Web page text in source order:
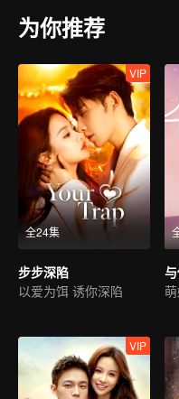
为你推荐
全24集
VIP
步步深陷
以爱为饵 诱你深陷
VIP